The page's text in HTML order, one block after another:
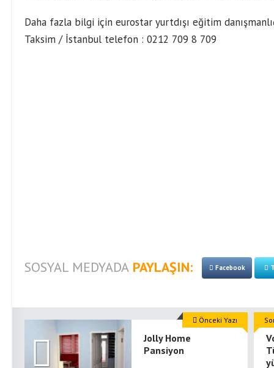
Daha fazla bilgi için eurostar yurtdışı eğitim
Taksim / İstanbul telefon : 0212 709 8 709
SOSYAL MEDYADA PAYLAŞIN: Facebook
Jolly Home
Pansiyon
Önceki Yazı